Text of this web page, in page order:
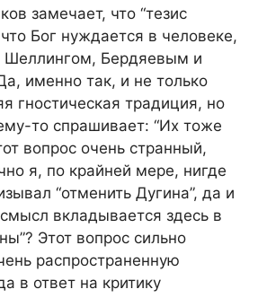
замечает, что “тезис
Бог нуждается в человеке,
Шеллингом, Бердяевым и
именно так, и не только
гностическая традиция, но
то спрашивает: “Их тоже
вопрос очень странный,
я, по крайней мере, нигде
“отменить Дугина”, да и
вкладывается здесь в
Этот вопрос сильно
распространенную
в ответ на критику